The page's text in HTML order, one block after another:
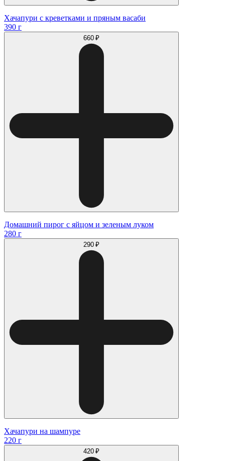
Хачапури с креветками и пряным васаби
390 г
660 ₽
Домашний пирог с яйцом и зеленым луком
280 г
290 ₽
Хачапури на шампуре
220 г
420 ₽